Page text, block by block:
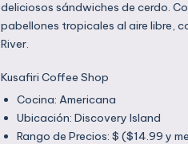
deliciosos sándwiches de cerdo.
pabellones tropicales al aire libre,
River.
Este lugar tiene opciones del menú
sobre pedido, puede satisfacer
alergia o intolerancia a ciertas
Huéspedes.
Kusafiri Coffee Shop
Cocina: Americana
Ubicación: Discovery Island
Rango de Precios: $ ($14.99 y